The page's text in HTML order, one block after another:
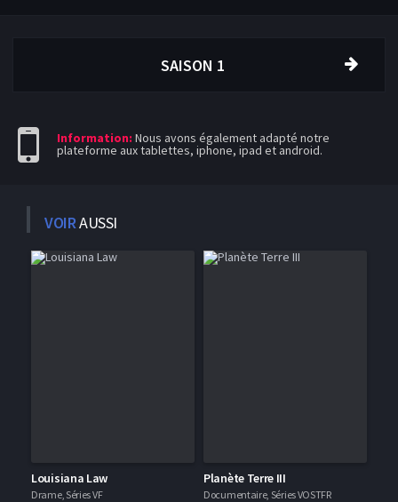
SAISON 1
Information: Nous avons également adapté notre
plateforme aux tablettes, iphone, ipad et android.
VOIRAUSSI
Louisiana Law
Drame, Séries VF
Planète Terre III
Documentaire, Séries VOSTFR